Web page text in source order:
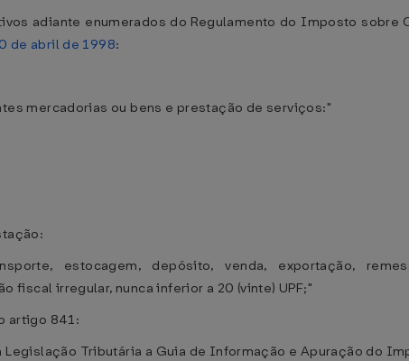
adiante enumerados do Regulamento do Imposto sobre
de abril de 1998:
mercadorias ou bens e prestação de serviços:"
estocagem, depósito, venda, exportação,
fiscal irregular, nunca inferior a 20 (vinte) UPF;"
artigo 841:
Tributária a Guia de Informação e Apuração do